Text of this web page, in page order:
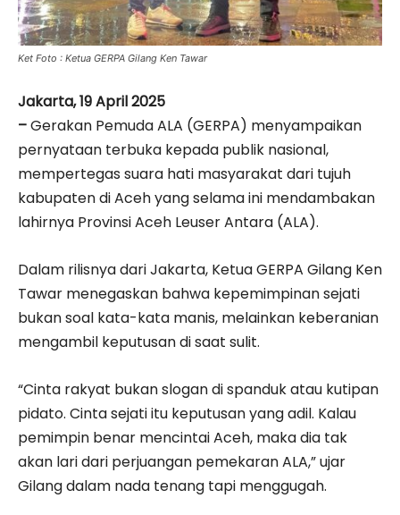
Ket Foto : Ketua GERPA Gilang Ken Tawar
Jakarta, 19 April 2025
–Gerakan Pemuda ALA (GERPA) menyampaikan
pernyataan terbuka kepada publik nasional,
mempertegas suara hati masyarakat dari tujuh
kabupaten di Aceh yang selama ini mendambakan
lahirnya Provinsi Aceh Leuser Antara (ALA).
Dalam rilisnya dari Jakarta, Ketua GERPA Gilang Ken
Tawar menegaskan bahwa kepemimpinan sejati
bukan soal kata-kata manis, melainkan keberanian
mengambil keputusan di saat sulit.
“Cinta rakyat bukan slogan di spanduk atau kutipan
pidato. Cinta sejati itu keputusan yang adil. Kalau
pemimpin benar mencintai Aceh, maka dia tak
akan lari dari perjuangan pemekaran ALA,” ujar
Gilang dalam nada tenang tapi menggugah.